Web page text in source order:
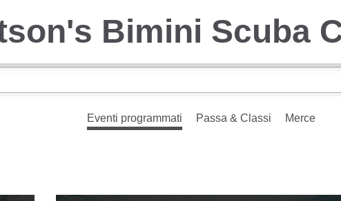
Bimini Scuba
Eventi programmati Passa & Classi Merce